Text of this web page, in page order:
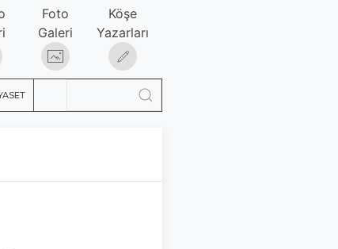
Foto
Galeri
Köşe
Yazarları